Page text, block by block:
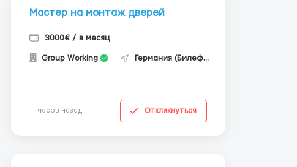
Мастер на монтаж дверей
3000€ / в месяц
Group Working Германия (Билефельд)
11 часов назад Откликнуться